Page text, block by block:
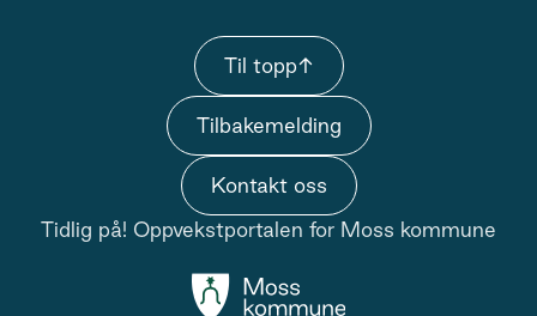
Tidlig på! Oppvekstportalen for Moss kommune
Tilbakemelding
Kontakt oss
Til topp↑